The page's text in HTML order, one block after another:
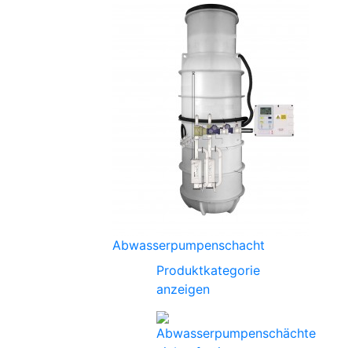
Abwasserpumpenschacht
Produktkategorie
anzeigen